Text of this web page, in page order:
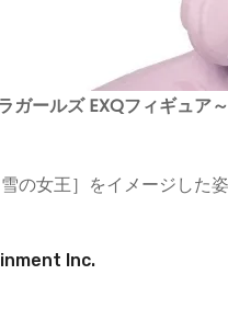
ガールズ EXQフィギュア
の女王］をイメージした
Inc.